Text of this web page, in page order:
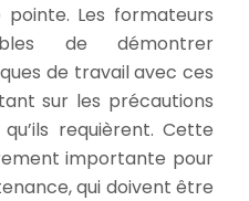
Les formateurs
de démontrer
de travail avec ces
sur les précautions
requièrent. Cette
importante pour
qui doivent être